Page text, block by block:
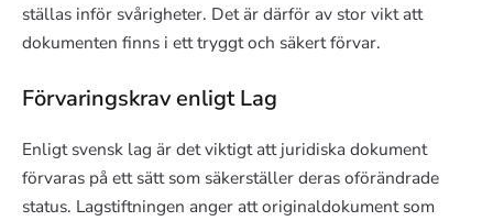
ställas inför svårigheter. Det är därför av stor vikt att
dokumenten finns i ett tryggt och säkert förvar.
Förvaringskrav enligt Lag
Enligt svensk lag är det viktigt att juridiska dokument
förvaras på ett sätt som säkerställer deras oförändrade
status. Lagstiftningen anger att originaldokument som